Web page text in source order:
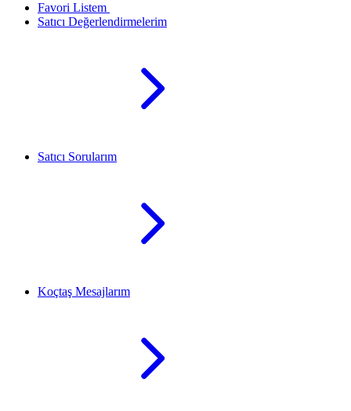
Favori Listem
Satıcı Değerlendirmelerim
Satıcı Sorularım
Koçtaş Mesajlarım